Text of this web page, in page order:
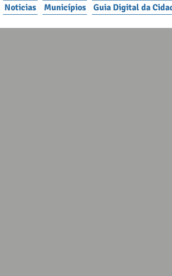
Noticias Municípios Guia Digital da